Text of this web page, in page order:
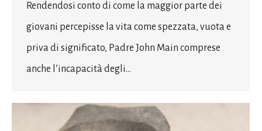
Rendendosi conto di come la maggior parte dei
giovani percepisse la vita come spezzata, vuota e
priva di significato, Padre John Main comprese
anche l’incapacità degli…